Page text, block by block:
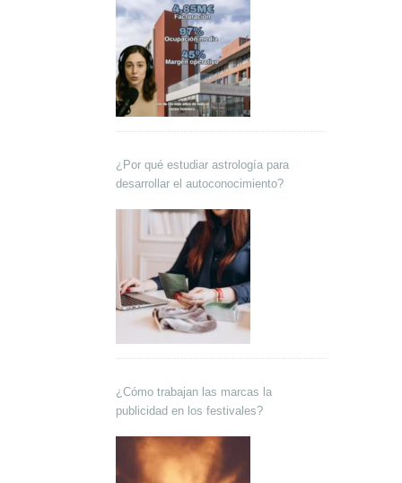
¿Por qué estudiar astrología para
desarrollar el autoconocimiento?
¿Cómo trabajan las marcas la
publicidad en los festivales?